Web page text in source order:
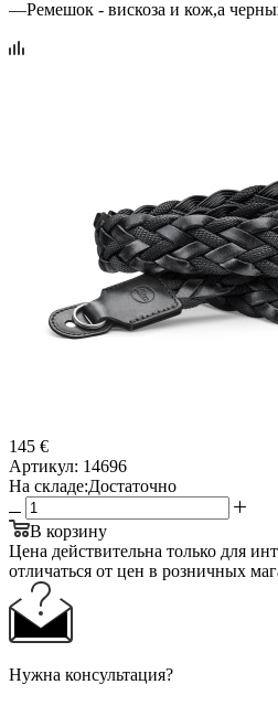
—Ремешок - вискоза и кож,а
145 €
Артикул: 14696
На складе:Достаточно
В корзину
Цена действительна только для
отличаться от цен в розничных
Нужна консультация?